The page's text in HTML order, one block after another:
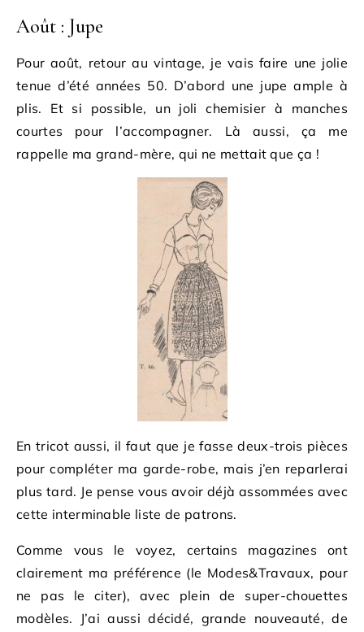
Août : Jupe
Pour août, retour au vintage, je vais faire une jolie
tenue d’été années 50. D’abord une jupe ample à
plis. Et si possible, un joli chemisier à manches
courtes pour l’accompagner. Là aussi, ça me
rappelle ma grand-mère, qui ne mettait que ça !
En tricot aussi, il faut que je fasse deux-trois pièces
pour compléter ma garde-robe, mais j’en reparlerai
plus tard. Je pense vous avoir déjà assommées avec
cette interminable liste de patrons.
Comme vous le voyez, certains magazines ont
clairement ma préférence (le Modes&Travaux, pour
ne pas le citer), avec plein de super-chouettes
modèles. J’ai aussi décidé, grande nouveauté, de